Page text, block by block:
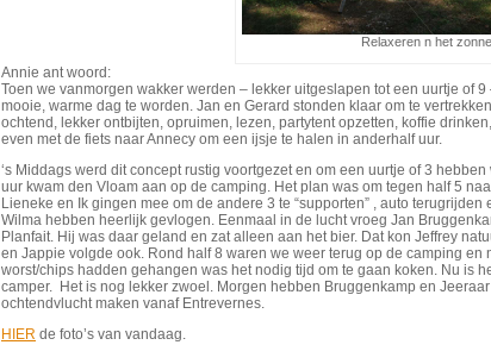
Relaxeren n het
Annie ant woord:
Toen we vanmorgen wakker werden – lekker uitgeslapen tot een uurtje of
mooie, warme dag te worden. Jan en Gerard stonden klaar om te
ochtend, lekker ontbijten, opruimen, lezen, partytent opzetten, koffie
even met de fiets naar Annecy om een ijsje te halen in anderhalf uur.
‘s Middags werd dit concept rustig voortgezet en om een uurtje of 3
uur kwam den Vloam aan op de camping. Het plan was om tegen half 5
Lieneke en Ik gingen mee om de andere 3 te “supporten” , auto
Wilma hebben heerlijk gevlogen. Eenmaal in de lucht vroeg Jan
Planfait. Hij was daar geland en zat alleen aan het bier. Dat kon Jeffrey
en Jappie volgde ook. Rond half 8 waren we weer terug op de camping
worst/chips hadden gehangen was het nodig tijd om te gaan koken. Nu is
camper. Het is nog lekker zwoel. Morgen hebben Bruggenkamp en
ochtendvlucht maken vanaf Entrevernes.
HIER de foto’s van vandaag.